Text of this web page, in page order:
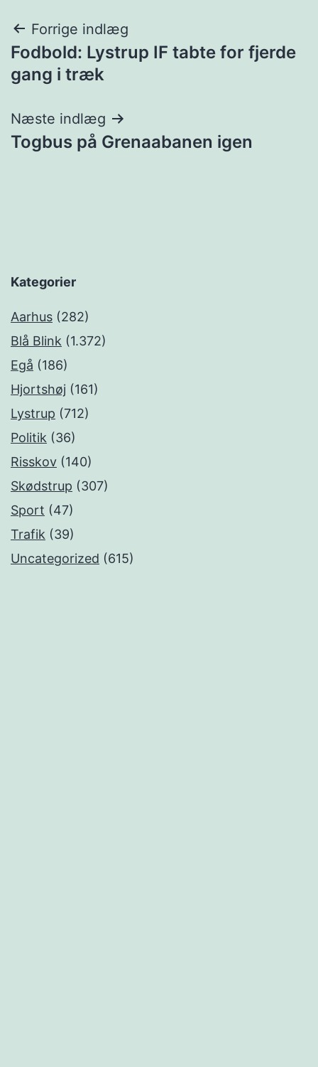
Indlægsnavigation
Forrige indlæg
Fodbold: Lystrup IF tabte for fjerde
gang i træk
Næste indlæg
Togbus på Grenaabanen igen
Kategorier
Aarhus (282)
Blå Blink (1.372)
Egå (186)
Hjortshøj (161)
Lystrup (712)
Politik (36)
Risskov (140)
Skødstrup (307)
Sport (47)
Trafik (39)
Uncategorized (615)